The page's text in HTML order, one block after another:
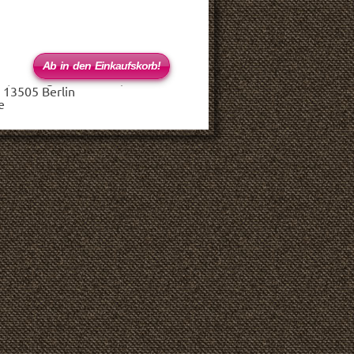
(haftungsbeschränkt)
13505 Berlin